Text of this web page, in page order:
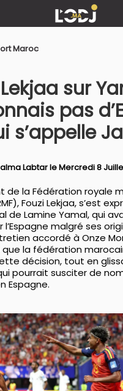
Maroc
sur
pas
s’appelle
Labtarle Mercredi 8
de la Fédération royale
Fouzi Lekjaa, s’est
de Lamine Yamal, qui
malgré ses
accordé à Onze
la fédération
décision, tout en
pourrait susciter de
Espagne.